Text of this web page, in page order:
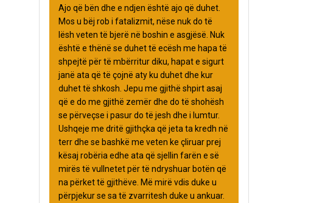
Ajo që bën dhe e ndjen është ajo që duhet.
Mos u bëj rob i fatalizmit, nëse nuk do të
lësh veten të bjerë në boshin e asgjësë. Nuk
është e thënë se duhet të ecësh me hapa të
shpejtë për të mbërritur diku, hapat e sigurt
janë ata që të çojnë aty ku duhet dhe kur
duhet të shkosh. Jepu me gjithë shpirt asaj
që e do me gjithë zemër dhe do të shohësh
se përveçse i pasur do të jesh dhe i lumtur.
Ushqeje me dritë gjithçka që jeta ta kredh në
terr dhe se bashkë me veten ke çliruar prej
kësaj robëria edhe ata që sjellin farën e së
mirës të vullnetet për të ndryshuar botën që
na përket të gjithëve. Më mirë vdis duke u
përpjekur se sa të zvarritesh duke u ankuar.